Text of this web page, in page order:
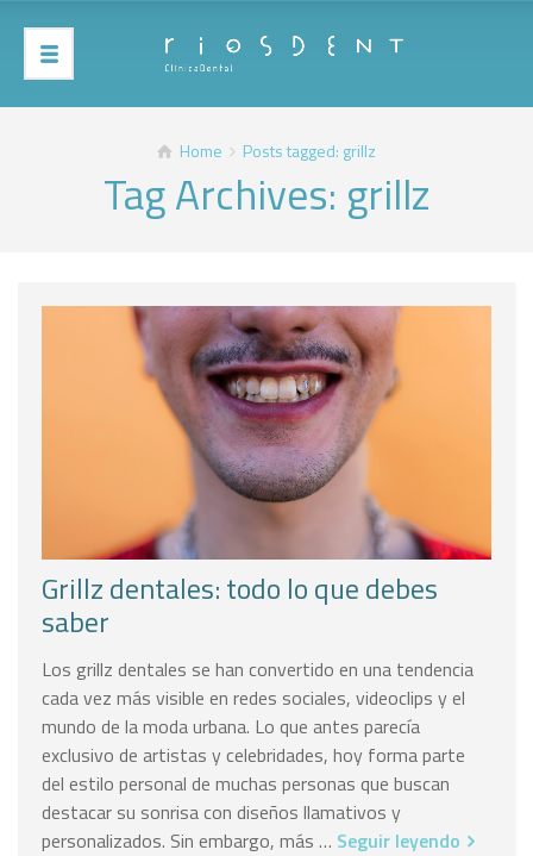
Home Posts tagged: grillz
Tag Archives: grillz
Grillz dentales: todo lo que debes
saber
Los grillz dentales se han convertido en una tendencia
cada vez más visible en redes sociales, videoclips y el
mundo de la moda urbana. Lo que antes parecía
exclusivo de artistas y celebridades, hoy forma parte
del estilo personal de muchas personas que buscan
destacar su sonrisa con diseños llamativos y
personalizados. Sin embargo, más … Seguir leyendo